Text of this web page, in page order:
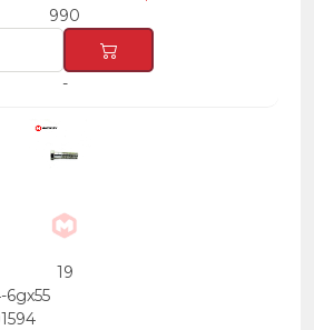
990
-
19